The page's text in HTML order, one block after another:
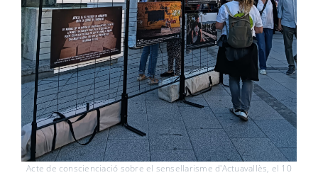
Acte de conscienciació sobre el sensellarisme d'Actuavallès, el 10